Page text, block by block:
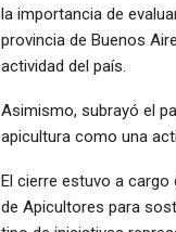
la importancia de
provincia de Buenos
actividad del país.
Asimismo, subrayó el
apicultura como una
El cierre estuvo a
de Apicultores para